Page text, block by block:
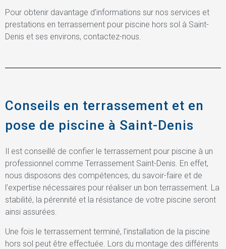
Pour obtenir davantage d’informations sur nos services et
prestations en terrassement pour piscine hors sol à Saint-
Denis et ses environs, contactez-nous.
Conseils en terrassement et en
pose de piscine à Saint-Denis
Il est conseillé de confier le terrassement pour piscine à un
professionnel comme Terrassement Saint-Denis. En effet,
nous disposons des compétences, du savoir-faire et de
l’expertise nécessaires pour réaliser un bon terrassement. La
stabilité, la pérennité et la résistance de votre piscine seront
ainsi assurées.
Une fois le terrassement terminé, l’installation de la piscine
hors sol peut être effectuée. Lors du montage des différents